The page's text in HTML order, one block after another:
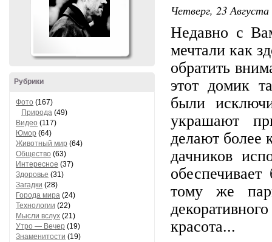
Рубрики
Фото (167)
Природа (49)
Видео (117)
Юмор (64)
Животный мир (64)
Общество (63)
Интересное (37)
Здоровье (31)
Загадки (28)
Города мира (24)
Технологии (22)
Мысли вслух (21)
Утро — Вечер (19)
Знаменитости (19)
Четверг, 23
Недавно с
мечтали как
обратить
этот домик
были
украшают
делают более
дачников
тому же
красота...